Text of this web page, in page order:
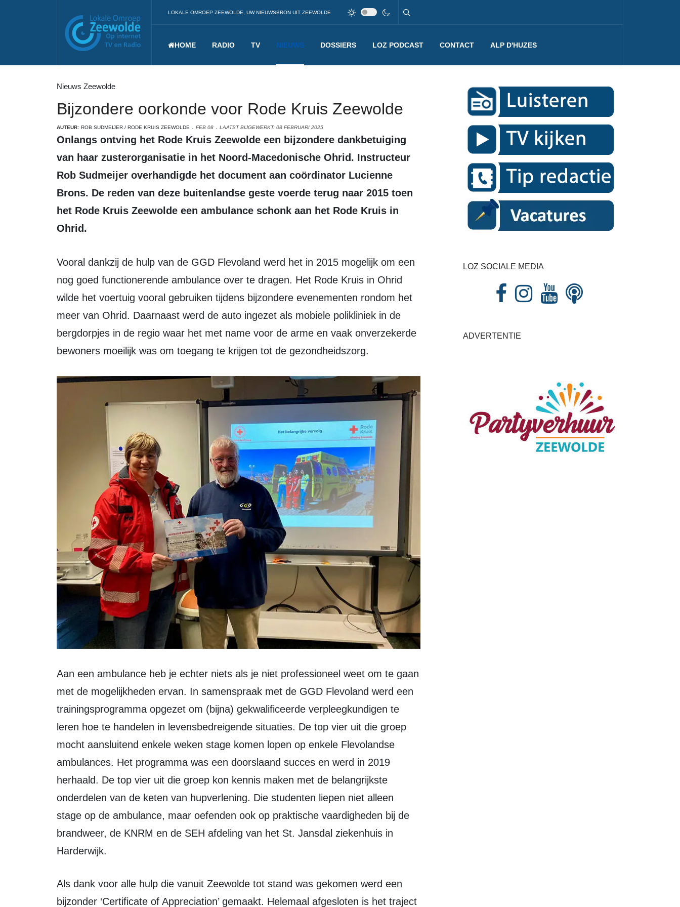
LOKALE OMROEP ZEEWOLDE, UW NIEUWSBRON UIT ZEEWOLDE
HOME RADIO TV NIEUWS DOSSIERS LOZ PODCAST CONTACT ALP D'HUZES
Nieuws Zeewolde
Bijzondere oorkonde voor Rode Kruis Zeewolde
AUTEUR: ROB SUDMEIJER / RODE KRUIS ZEEWOLDE FEB 08 LAATST BIJGEWERKT: 08 FEBRUARI 2025
Onlangs ontving het Rode Kruis Zeewolde een bijzondere dankbetuiging
van haar zusterorganisatie in het Noord-Macedonische Ohrid. Instructeur
Rob Sudmeijer overhandigde het document aan coördinator Lucienne
Brons. De reden van deze buitenlandse geste voerde terug naar 2015 toen
het Rode Kruis Zeewolde een ambulance schonk aan het Rode Kruis in
Ohrid.
Vooral dankzij de hulp van de GGD Flevoland werd het in 2015 mogelijk om een
nog goed functionerende ambulance over te dragen. Het Rode Kruis in Ohrid
wilde het voertuig vooral gebruiken tijdens bijzondere evenementen rondom het
meer van Ohrid. Daarnaast werd de auto ingezet als mobiele polikliniek in de
bergdorpjes in de regio waar het met name voor de arme en vaak onverzekerde
bewoners moeilijk was om toegang te krijgen tot de gezondheidszorg.
Aan een ambulance heb je echter niets als je niet professioneel weet om te gaan
met de mogelijkheden ervan. In samenspraak met de GGD Flevoland werd een
trainingsprogramma opgezet om (bijna) gekwalificeerde verpleegkundigen te
leren hoe te handelen in levensbedreigende situaties. De top vier uit die groep
mocht aansluitend enkele weken stage komen lopen op enkele Flevolandse
ambulances. Het programma was een doorslaand succes en werd in 2019
herhaald. De top vier uit die groep kon kennis maken met de belangrijkste
onderdelen van de keten van hupverlening. Die studenten liepen niet alleen
stage op de ambulance, maar oefenden ook op praktische vaardigheden bij de
brandweer, de KNRM en de SEH afdeling van het St. Jansdal ziekenhuis in
Harderwijk.
Als dank voor alle hulp die vanuit Zeewolde tot stand was gekomen werd een
bijzonder ‘Certificate of Appreciation’ gemaakt. Helemaal afgesloten is het traject
LOZ SOCIALE MEDIA
ADVERTENTIE